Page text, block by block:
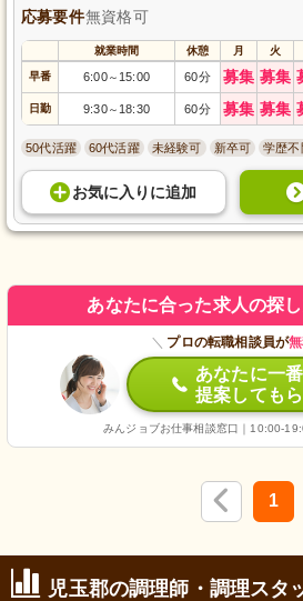
応募要件無資格可
就業時間 休憩 月 火
早番 6:00～ 15:00 60分 募集 募集
日勤 9:30～ 18:30 60分 募集 募集
50代活躍 60代活躍 未経験可 新卒可 学歴不
お気に入り に追加
あなたに合った求人の探
＼ プロの転職相談員が
あなたに一
提案しても
みんジョブお仕事相談窓口｜10:00-
1
児玉郡の調理師・調理スタ